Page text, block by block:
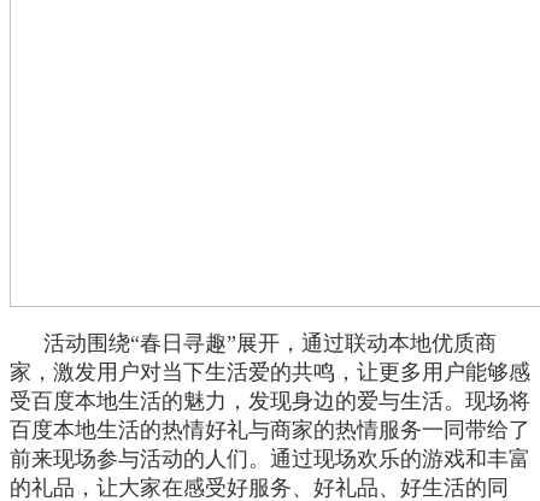
活动围绕“春日寻趣”展开，通过联动本地优质商
家，激发用户对当下生活爱的共鸣，让更多用户能够感
受百度本地生活的魅力，发现身边的爱与生活。现场将
百度本地生活的热情好礼与商家的热情服务一同带给了
前来现场参与活动的人们。通过现场欢乐的游戏和丰富
的礼品，让大家在感受好服务、好礼品、好生活的同